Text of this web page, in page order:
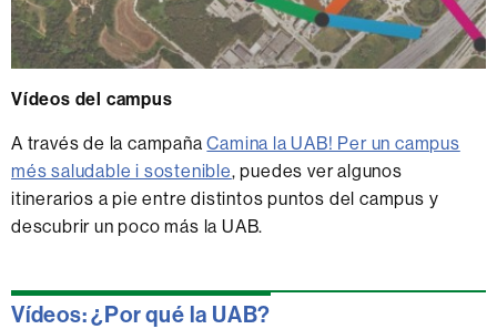
Vídeos del campus
A través de la campañaCamina la UAB! Per un campus
més saludable i sostenible, puedes ver algunos
itinerarios a pie entre distintos puntos del campus y
descubrir un poco más la UAB.
Vídeos: ¿Por qué la UAB?